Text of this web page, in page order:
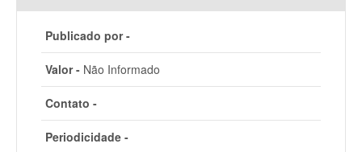
Publicado por -
Valor - Não Informado
Contato -
Periodicidade -